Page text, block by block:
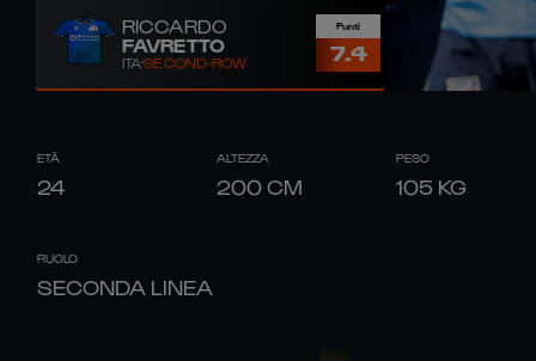
RICCARDO
FAVRETTO
ITASECOND-ROW
Punti
7.4
ETÀ
24
ALTEZZA
200CM
PESO
105 KG
RUOLO
SECONDA LINEA